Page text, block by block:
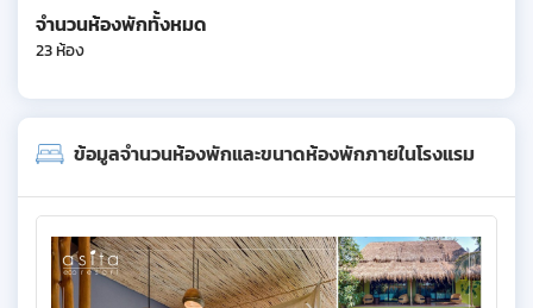
จำนวนห้องพักทั้งหมด
23 ห้อง
ข้อมูลจำนวนห้องพักและขนาดห้องพักภายในโรงแรม